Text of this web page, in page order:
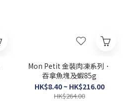
Mon Petit 金裝肉凍系列．
吞拿魚塊及蝦85g
HK$8.40 ~ HK$216.00
HK$264.00